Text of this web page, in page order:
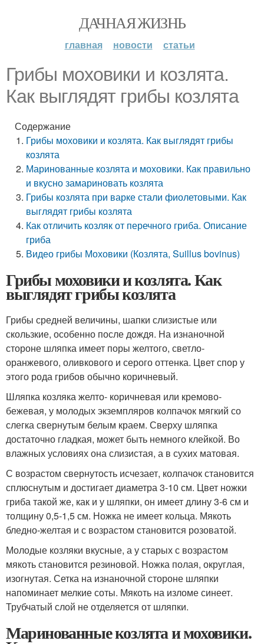
ДАЧНАЯ ЖИЗНЬ
главная новости статьи
Грибы моховики и козлята.
Как выглядят грибы козлята
Содержание
Грибы моховики и козлята. Как выглядят грибы
козлята
Маринованные козлята и моховики. Как правильно
и вкусно замариновать козлята
Грибы козлята при варке стали фиолетовыми. Как
выглядят грибы козлята
Как отличить козляк от перечного гриба. Описание
гриба
Видео грибы Моховики (Козлята, Suillus bovinus)
Грибы моховики и козлята. Как
выглядят грибы козлята
Грибы средней величины, шапки слизистые или
скользкие, особенно после дождя. На изнаночной
стороне шляпка имеет поры желтого, светло-
оранжевого, оливкового и серого оттенка. Цвет спор у
этого рода грибов обычно коричневый.
Шляпка козляка желто- коричневая или кремово-
бежевая, у молодых экземпляров колпачок мягкий со
слегка свернутым белым краем. Сверху шляпка
достаточно гладкая, может быть немного клейкой. Во
влажных условиях она слизистая, а в сухих матовая.
С возрастом свернутость исчезает, колпачок становится
сплюснутым и достигает диаметра 3-10 см. Цвет ножки
гриба такой же, как и у шляпки, он имеет длину 3-6 см и
толщину 0,5-1,5 см. Ножка не имеет кольца. Мякоть
бледно-желтая и с возрастом становится розоватой.
Молодые козляки вкусные, а у старых с возрастом
мякоть становится резиновой. Ножка полая, округлая,
изогнутая. Сетка на изнаночной стороне шляпки
напоминает мелкие соты. Мякоть на изломе синеет.
Трубчатый слой не отделяется от шляпки.
Маринованные козлята и моховики.